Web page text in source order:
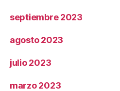
septiembre 2023
agosto 2023
julio 2023
marzo 2023